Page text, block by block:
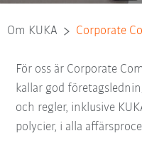
Om KUKA Corporate
För oss är Corporate
kallar god
och regler, inklusive
polycier, i alla